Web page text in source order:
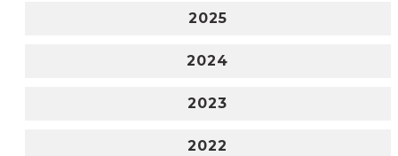
2025
2024
2023
2022